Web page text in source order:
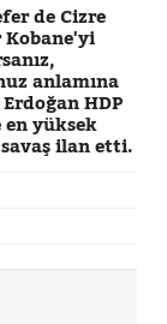
de Cizre
Kobane'yi
anlamına
HDP
en yüksek
ilan etti.